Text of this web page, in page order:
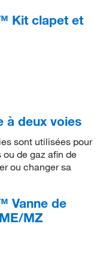
Kit clapet et
à deux voies
sont utilisées pour
de gaz afin de
ou changer sa
Vanne de
MZ